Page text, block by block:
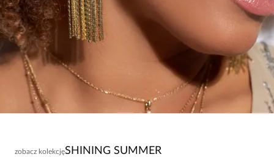
zobacz kolekcjęSHINING SUMMER